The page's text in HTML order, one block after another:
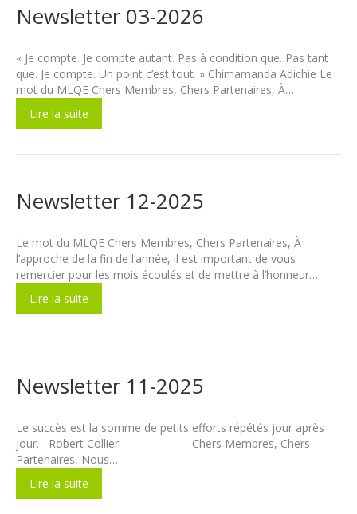
Newsletter 03-2026
« Je compte. Je compte autant. Pas à condition que. Pas tant
que. Je compte. Un point c’est tout. » Chimamanda Adichie Le
mot du MLQE Chers Membres, Chers Partenaires, À…
Lire la suite
Newsletter 12-2025
Le mot du MLQE Chers Membres, Chers Partenaires, À
l’approche de la fin de l’année, il est important de vous
remercier pour les mois écoulés et de mettre à l’honneur…
Lire la suite
Newsletter 11-2025
Le succès est la somme de petits efforts répétés jour après
jour. Robert Collier Chers Membres, Chers
Partenaires, Nous…
Lire la suite